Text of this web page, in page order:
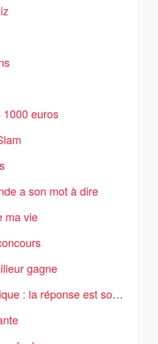
1000 euros
a son mot à dire
ma vie
gagne
la réponse est sous vos yeux